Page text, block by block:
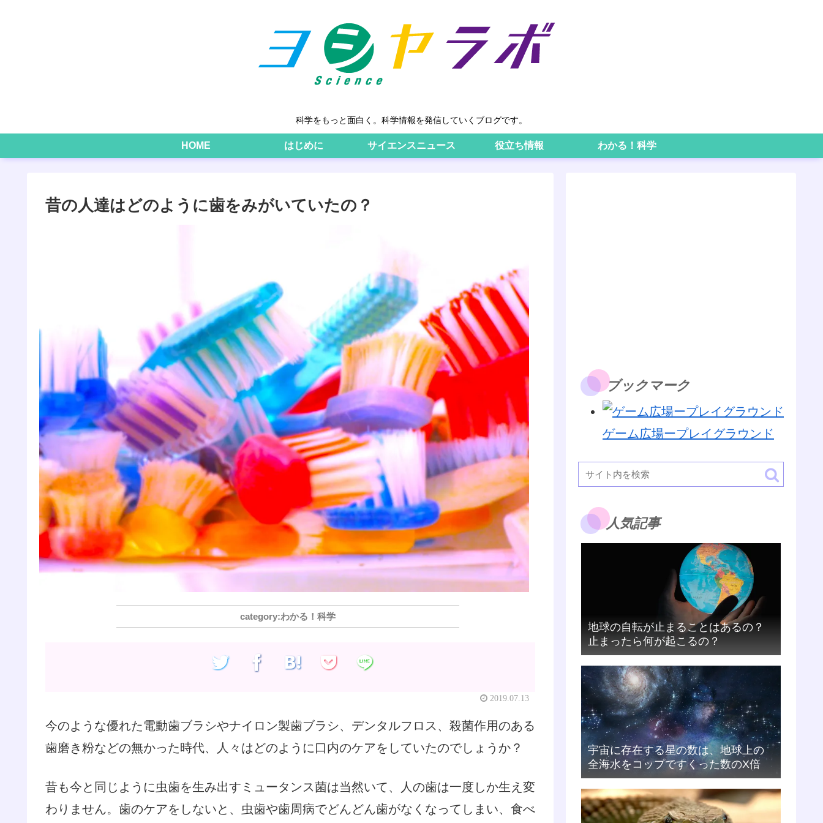
科学をもっと面白く。科学情報を発信していくブログです。
HOME はじめに サイエンスニュース 役立ち情報 わかる！科学
昔の人達はどのように歯をみがいていたの？
わかる！科学
2019.07.13
今のような優れた電動歯ブラシやナイロン製歯ブラシ、デンタルフロス、殺菌作用のある
歯磨き粉などの無かった時代、人々はどのように口内のケアをしていたのでしょうか？
昔も今と同じように虫歯を生み出すミュータンス菌は当然いて、人の歯は一度しか生え変
わりません。歯のケアをしないと、虫歯や歯周病でどんどん歯がなくなってしまい、食べ
ブックマーク
ゲーム広場ープレイグラウンド
人気記事
地球の自転が止まることはあるの？
止まったら何が起こるの？
宇宙に存在する星の数は、地球上の
全海水をコップですくった数のX倍